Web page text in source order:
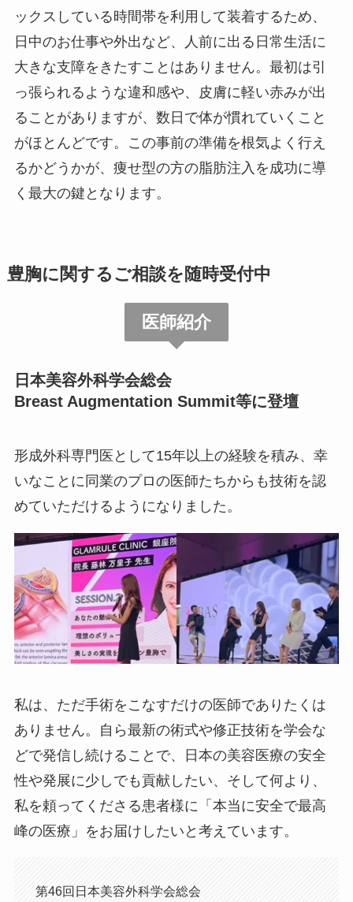
ックスしている時間帯を利用して装着するため、
日中のお仕事や外出など、人前に出る日常生活に
大きな支障をきたすことはありません。最初は引
っ張られるような違和感や、皮膚に軽い赤みが出
ることがありますが、数日で体が慣れていくこと
がほとんどです。この事前の準備を根気よく行え
るかどうかが、痩せ型の方の脂肪注入を成功に導
く最大の鍵となります。
豊胸に関するご相談を随時受付中
医師紹介
日本美容外科学会総会
Breast Augmentation Summit等に登壇
形成外科専門医として15年以上の経験を積み、幸
いなことに同業のプロの医師たちからも技術を認
めていただけるようになりました。
私は、ただ手術をこなすだけの医師でありたくは
ありません。自ら最新の術式や修正技術を学会な
どで発信し続けることで、日本の美容医療の安全
性や発展に少しでも貢献したい、そして何より、
私を頼ってくださる患者様に「本当に安全で最高
峰の医療」をお届けしたいと考えています。
第46回日本美容外科学会総会